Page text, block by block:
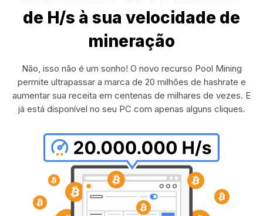
de H/s à sua velocidade de
mineração
Não, isso não é um sonho! O novo recurso Pool Mining
permite ultrapassar a marca de 20 milhões de hashrate e
aumentar sua receita em centenas de milhares de vezes. E
já está disponível no seu PC com apenas alguns cliques.